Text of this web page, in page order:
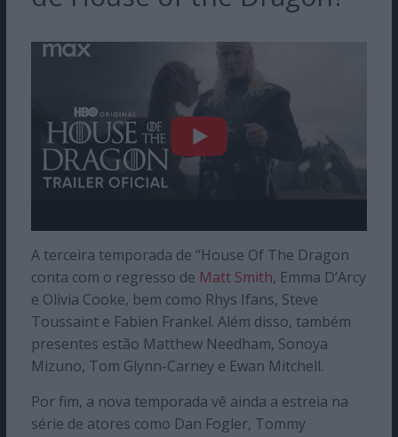
A terceira temporada de “House Of The Dragon
conta com o regresso de Matt Smith, Emma D’Arcy
e Olivia Cooke, bem como Rhys Ifans, Steve
Toussaint e Fabien Frankel. Além disso, também
presentes estão Matthew Needham, Sonoya
Mizuno, Tom Glynn-Carney e Ewan Mitchell.
Por fim, a nova temporada vê ainda a estreia na
série de atores como Dan Fogler, Tommy